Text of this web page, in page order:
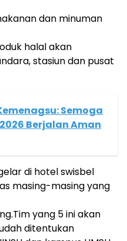
dan minuman
halal akan
stasiun dan pusat
Semoga
Berjalan Aman
di hotel swisbel
masing-masing yang
yang 5 ini akan
ditentukan